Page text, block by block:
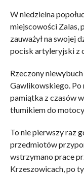
W niedzielna
miejscowości Zalas,
zauważył na swojej
pocisk artyleryjski z
Rzeczony
Gawlikowskiego. Po
pamiątka z czasów
tłumikiem do
To nie pierwszy raz
przedmiotów
wstrzymano prace
Krzeszowicach, po